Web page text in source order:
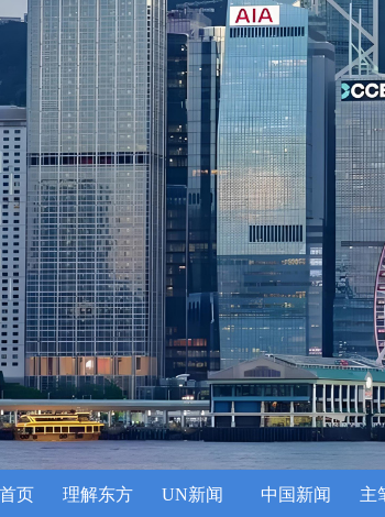
页 理解东方 UN新闻 中国新闻 主